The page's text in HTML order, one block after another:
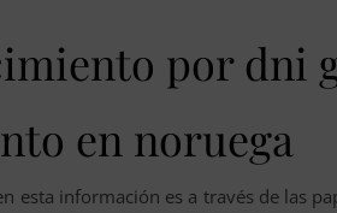
por dni
en noruega
esta información es a través de las